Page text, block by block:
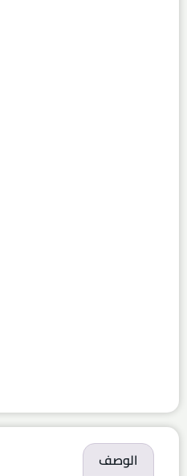
الوصف